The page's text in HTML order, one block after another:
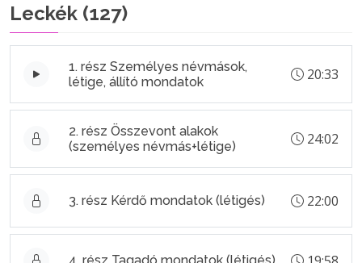
Leckék (127)
1. rész Személyes névmások,
létige, állító mondatok
20:33
2. rész Összevont alakok
(személyes névmás+létige)
24:02
3. rész Kérdő mondatok (létigés) 22:00